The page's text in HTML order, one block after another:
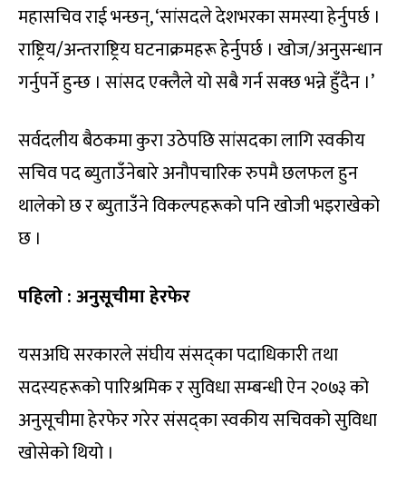
महासचिव राई भन्छन्, ‘सांसदले देशभरका समस्या हेर्नुपर्छ ।
राष्ट्रिय/अन्तराष्ट्रिय घटनाक्रमहरू हेर्नुपर्छ । खोज/अनुसन्धान
गर्नुपर्ने हुन्छ । सांसद एक्लैले यो सबै गर्न सक्छ भन्ने हुँदैन ।’
सर्वदलीय बैठकमा कुरा उठेपछि सांसदका लागि स्वकीय
सचिव पद ब्युताउँनेबारे अनौपचारिक रुपमै छलफल हुन
थालेको छ र ब्युताउँने विकल्पहरूको पनि खोजी भइराखेको
छ ।
पहिलो : अनुसूचीमा हेरफेर
यसअघि सरकारले संघीय संसद्का पदाधिकारी तथा
सदस्यहरूको पारिश्रमिक र सुविधा सम्बन्धी ऐन २०७३ को
अनुसूचीमा हेरफेर गरेर संसद्का स्वकीय सचिवको सुविधा
खोसेको थियो ।